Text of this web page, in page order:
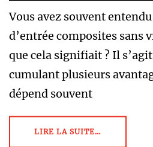
Vous avez souvent
d’entrée composites sans
que cela signifiait ? Il
cumulant plusieurs
dépend souvent
LIRE LA SUITE…